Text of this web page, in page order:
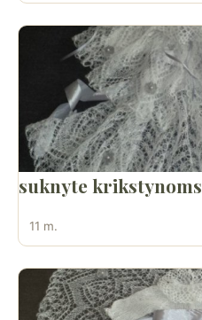
suknyte krikstynoms
11 m.